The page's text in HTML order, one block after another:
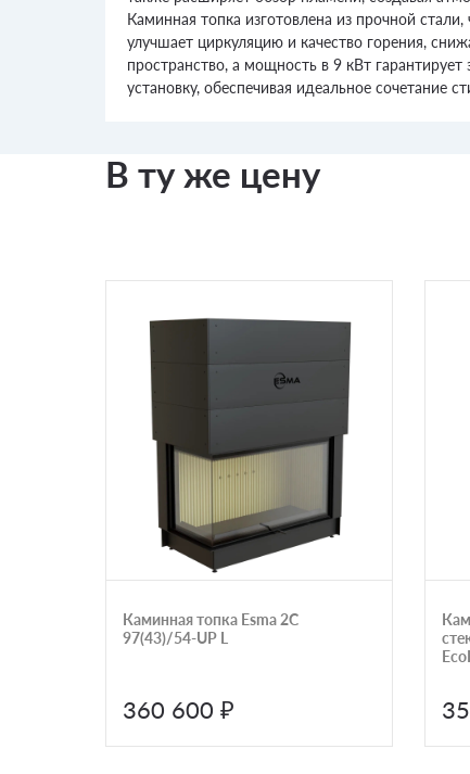
Каминная топка изготовлена из прочной
улучшает циркуляцию и качество горения,
пространство, а мощность в 9 кВт
установку, обеспечивая идеальное сочетание
В ту же цену
Каминная топка Esma 2C
97(43)/54-UP L
360 600 ₽